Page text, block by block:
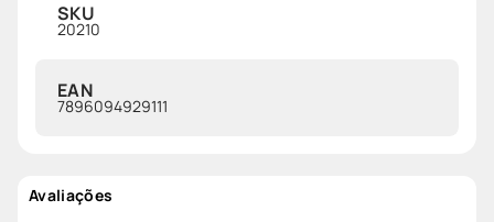
SKU
20210
EAN
7896094929111
Avaliações